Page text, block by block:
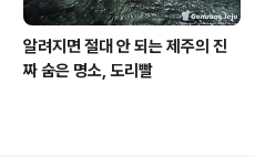
알려지면 절대 안 되는 제주의 진
짜 숨은 명소, 도리빨